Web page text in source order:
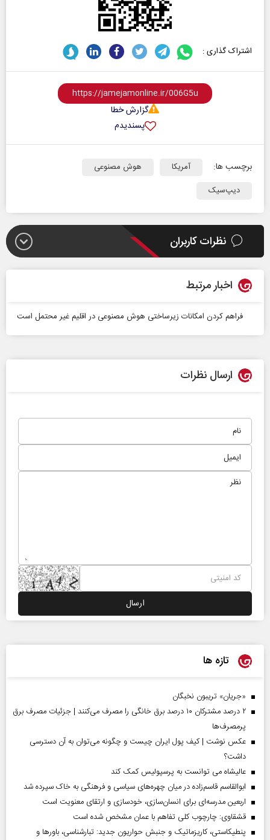
اشتراک گذاری :
گزارش خطا
پسندیدم
برچسب ها: آمریکا
هوش مصنوعی
دیپ‌سیک
نظرات کاربران
اخبار مرتبط
فراهم كردن امكانات زیرساختی هوش مصنوعی در اقلیم غیر محتمل است
ارسال نظرات
تازه ها
«جریان» تریبون نخبگان
۲ درصد مشترکان ۱۰ درصد برق خانگی را مصرف می‌کنند | جزئیات مصرف برق
پرمصرف‌ها
عکس نوشت | کیف پول ایران چیست و چگونه می‌توان به آن دسترسی
داشت؟
عالیشاه می توانست به پرسپولیس کمک کند
ابوالقاسم قاسم‌زاده در میان چهره‌های سیاسی و فرهنگی به خاک سپرده شد
اربعین مدرسه‌ای برای انسان‌سازی، خودسازی و ارتقای معنویت است
قشقاوی: چارچوب کلی تفاهم با عمان مشخص شده است
پنطیکاستی، کاریزماتیک و جنبش حواریون جدید: تبارشناسی، باور‌ها و